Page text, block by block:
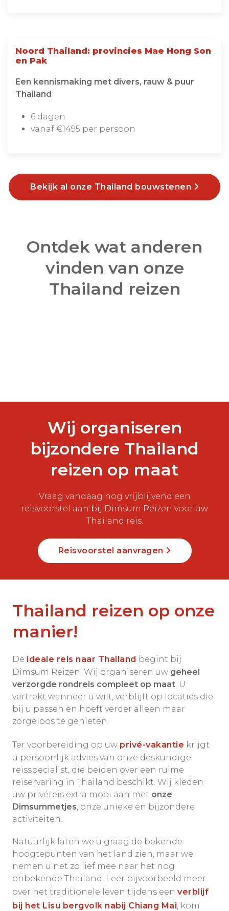
Noord Thailand: provincies Mae Hong Son
en Pak
Een kennismaking met divers, rauw & puur
Thailand
6 dagen
vanaf €1495 per persoon
Bekijk al onze Thailand bouwstenen
Ontdek wat anderen
vinden van onze
Thailand reizen
Wij organiseren
bijzondere Thailand
reizen op maat
Vraag vandaag nog vrijblijvend een
reisvoorstel aan bij Dimsum Reizen voor uw
Thailand reis.
Reisvoorstel aanvragen
Thailand reizen op onze
manier!
De ideale reis naar Thailand begint bij
Dimsum Reizen. Wij organiseren uw geheel
verzorgde rondreis compleet op maat. U
vertrekt wanneer u wilt, verblijft op locaties die
bij u passen en hoeft verder alleen maar
zorgeloos te genieten.
Ter voorbereiding op uw privé-vakantie krijgt
u persoonlijk advies van onze deskundige
reisspecialist, die beiden over een ruime
reiservaring in Thailand beschikt. Wij kleden
uw privéreis extra mooi aan met onze
Dimsummetjes, onze unieke en bijzondere
activiteiten.
Natuurlijk laten we u graag de bekende
hoogtepunten van het land zien, maar we
nemen u net zo lief mee naar het nog
onbekende Thailand. Leer bijvoorbeeld meer
over het traditionele leven tijdens een verblijf
bij het Lisu bergvolk nabij Chiang Mai, kom